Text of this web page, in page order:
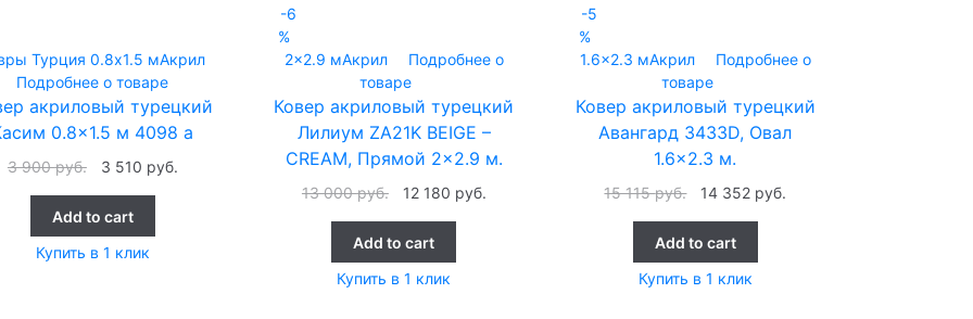
Турция0.8x1.5 мАкрил
Подробнее о товаре
акриловый турецкий
0.8×1.5 м 4098 а
3 900руб. 3 510 руб.
Add to cart
Купить в 1 клик
-6
%
2x2.9 мАкрил
Подробнее о
товаре
Ковер акриловый турецкий
Лилиум ZA21K BEIGE –
CREAM, Прямой 2×2.9 м.
13 000руб. 12 180 руб.
Add to cart
Купить в 1 клик
-5
%
1.6x2.3 мАкрил
Подробнее о
товаре
Ковер акриловый турецкий
Авангард 3433D, Овал
1.6×2.3 м.
15 115руб. 14 352 руб.
Add to cart
Купить в 1 клик